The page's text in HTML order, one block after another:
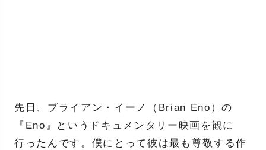
先日、ブライアン・イーノ（Brian Eno）の
『Eno』というドキュメンタリー映画を観に
行ったんです。僕にとって彼は最も尊敬する作